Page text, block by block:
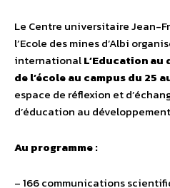
Le Centre universitaire Jean-
l’Ecole des mines d’Albi
internationalL’Education
de l’école au campus du 25
espace de réflexion et
d’éducation au
Au programme :
– 166 communications